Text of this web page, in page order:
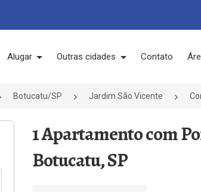
Alugar Outras cidades Contato
Botucatu/SP Jardim São Vicente
1 Apartamento com
Botucatu, SP